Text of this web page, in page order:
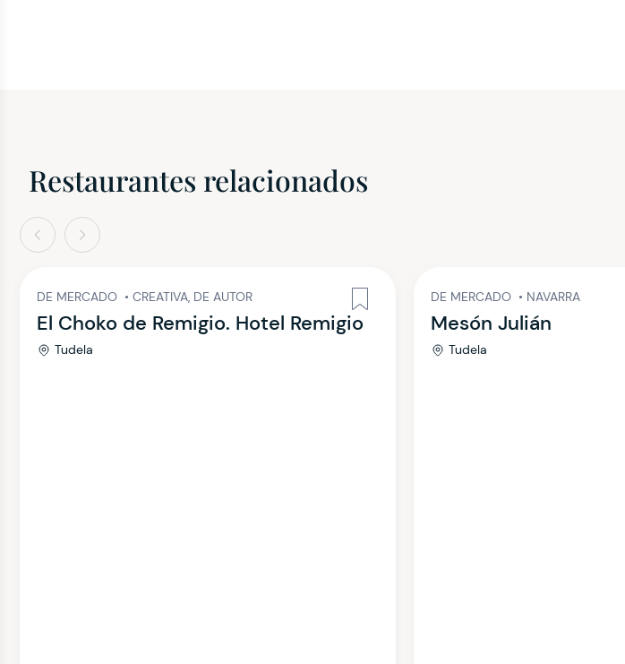
Restaurantes relacionados
Siguiente
DE MERCADO • CREATIVA, DE AUTOR
El Choko de Remigio. Hotel Remigio
Tudela
DE MERCADO • NAVARRA
Mesón Julián
Tudela